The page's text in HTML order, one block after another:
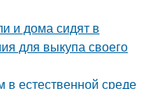
и дома сидят в
для выкупа своего
естественной среде